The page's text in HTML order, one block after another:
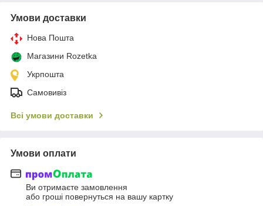
Умови доставки
Нова Пошта
Магазини Rozetka
Укрпошта
Самовивіз
Всі умови доставки
Умови оплати
Ви отримаєте замовлення
або гроші повернуться на вашу картку